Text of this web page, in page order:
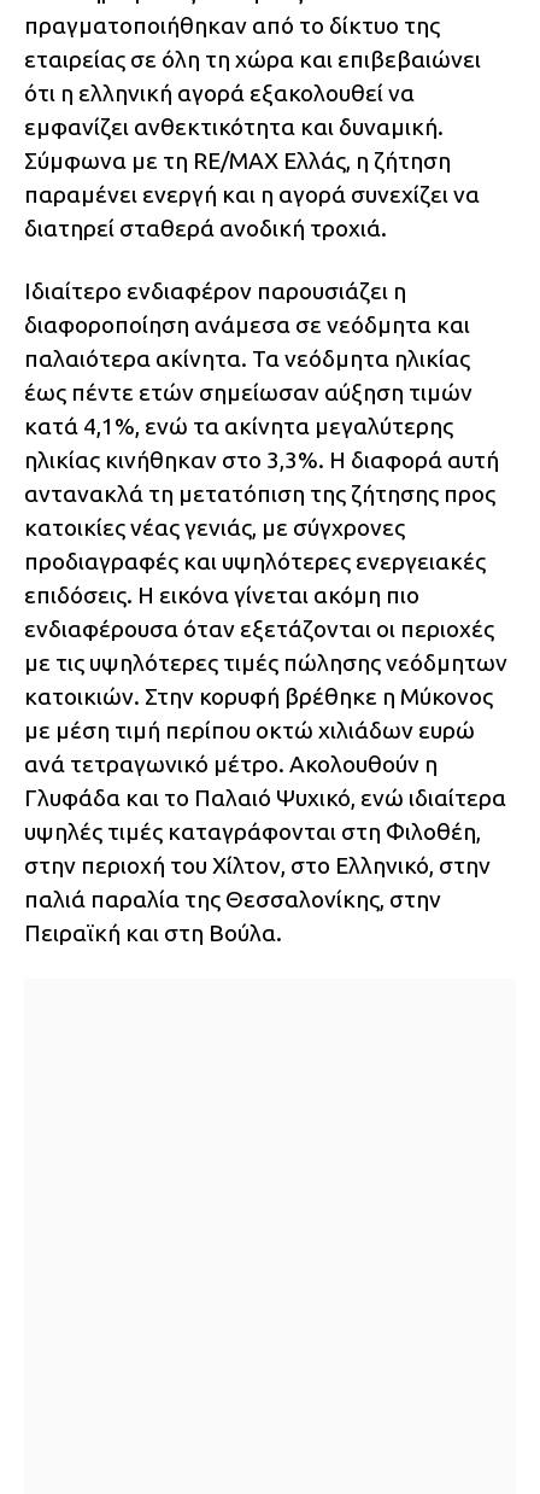
πραγματοποιήθηκαν από το δίκτυο της
εταιρείας σε όλη τη χώρα και επιβεβαιώνει
ότι η ελληνική αγορά εξακολουθεί να
εμφανίζει ανθεκτικότητα και δυναμική.
Σύμφωνα με τη RE/MAX Ελλάς, η ζήτηση
παραμένει ενεργή και η αγορά συνεχίζει να
διατηρεί σταθερά ανοδική τροχιά.
Ιδιαίτερο ενδιαφέρον παρουσιάζει η
διαφοροποίηση ανάμεσα σε νεόδμητα και
παλαιότερα ακίνητα. Τα νεόδμητα ηλικίας
έως πέντε ετών σημείωσαν αύξηση τιμών
κατά 4,1%, ενώ τα ακίνητα μεγαλύτερης
ηλικίας κινήθηκαν στο 3,3%. Η διαφορά αυτή
αντανακλά τη μετατόπιση της ζήτησης προς
κατοικίες νέας γενιάς, με σύγχρονες
προδιαγραφές και υψηλότερες ενεργειακές
επιδόσεις. Η εικόνα γίνεται ακόμη πιο
ενδιαφέρουσα όταν εξετάζονται οι περιοχές
με τις υψηλότερες τιμές πώλησης νεόδμητων
κατοικιών. Στην κορυφή βρέθηκε η Μύκονος
με μέση τιμή περίπου οκτώ χιλιάδων ευρώ
ανά τετραγωνικό μέτρο. Ακολουθούν η
Γλυφάδα και το Παλαιό Ψυχικό, ενώ ιδιαίτερα
υψηλές τιμές καταγράφονται στη Φιλοθέη,
στην περιοχή του Χίλτον, στο Ελληνικό, στην
παλιά παραλία της Θεσσαλονίκης, στην
Πειραϊκή και στη Βούλα.